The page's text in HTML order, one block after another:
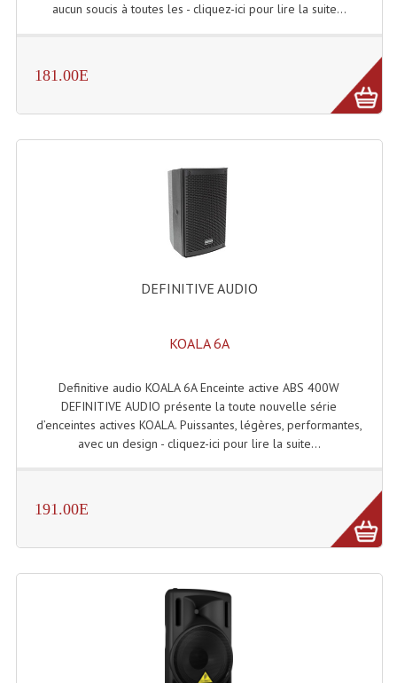
Projecteurs Déco À Leds
Projecteurs Leds
Projecteurs Plafonniers Et Encastrés
Projecteurs Cycliodes
Projecteurs Découpes
Projecteurs Par : 16 À 64 Et Autres
Stroboscopes
Câbles, Connectiques.
Câblage Electrique
aucun soucis à toutes les - cliquez-ici pour lire la suite...
181.00E
DEFINITIVE AUDIO
KOALA 6A
Definitive audio KOALA 6A Enceinte active ABS 400W
DEFINITIVE AUDIO présente la toute nouvelle série
d’enceintes actives KOALA. Puissantes, légères, performantes,
avec un design - cliquez-ici pour lire la suite...
191.00E